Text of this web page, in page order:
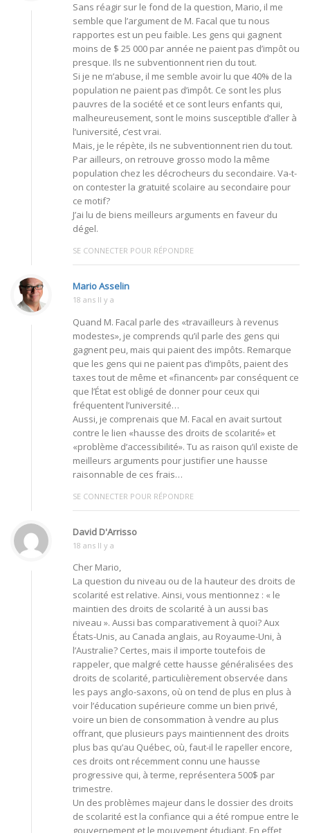
Sans réagir sur le fond de la question, Mario, il me
semble que l’argument de M. Facal que tu nous
rapportes est un peu faible. Les gens qui gagnent
moins de $ 25 000 par année ne paient pas d’impôt ou
presque. Ils ne subventionnent rien du tout.
Si je ne m’abuse, il me semble avoir lu que 40% de la
population ne paient pas d’impôt. Ce sont les plus
pauvres de la société et ce sont leurs enfants qui,
malheureusement, sont le moins susceptible d’aller à
l’université, c’est vrai.
Mais, je le répète, ils ne subventionnent rien du tout.
Par ailleurs, on retrouve grosso modo la même
population chez les décrocheurs du secondaire. Va-t-
on contester la gratuité scolaire au secondaire pour
ce motif?
J’ai lu de biens meilleurs arguments en faveur du
dégel.
SE CONNECTER POUR RÉPONDRE
Mario Asselin
18 ans Il y a
Quand M. Facal parle des «travailleurs à revenus
modestes», je comprends qu’il parle des gens qui
gagnent peu, mais qui paient des impôts. Remarque
que les gens qui ne paient pas d’impôts, paient des
taxes tout de même et «financent» par conséquent ce
que l’État est obligé de donner pour ceux qui
fréquentent l’université…
Aussi, je comprenais que M. Facal en avait surtout
contre le lien «hausse des droits de scolarité» et
«problème d’accessibilité». Tu as raison qu’il existe de
meilleurs arguments pour justifier une hausse
raisonnable de ces frais…
SE CONNECTER POUR RÉPONDRE
David D'Arrisso
18 ans Il y a
Cher Mario,
La question du niveau ou de la hauteur des droits de
scolarité est relative. Ainsi, vous mentionnez : « le
maintien des droits de scolarité à un aussi bas
niveau ». Aussi bas comparativement à quoi? Aux
États-Unis, au Canada anglais, au Royaume-Uni, à
l’Australie? Certes, mais il importe toutefois de
rappeler, que malgré cette hausse généralisées des
droits de scolarité, particulièrement observée dans
les pays anglo-saxons, où on tend de plus en plus à
voir l’éducation supérieure comme un bien privé,
voire un bien de consommation à vendre au plus
offrant, que plusieurs pays maintiennent des droits
plus bas qu’au Québec, où, faut-il le rapeller encore,
ces droits ont récemment connu une hausse
progressive qui, à terme, représentera 500$ par
trimestre.
Un des problèmes majeur dans le dossier des droits
de scolarité est la confiance qui a été rompue entre le
gouvernement et le mouvement étudiant. En effet,